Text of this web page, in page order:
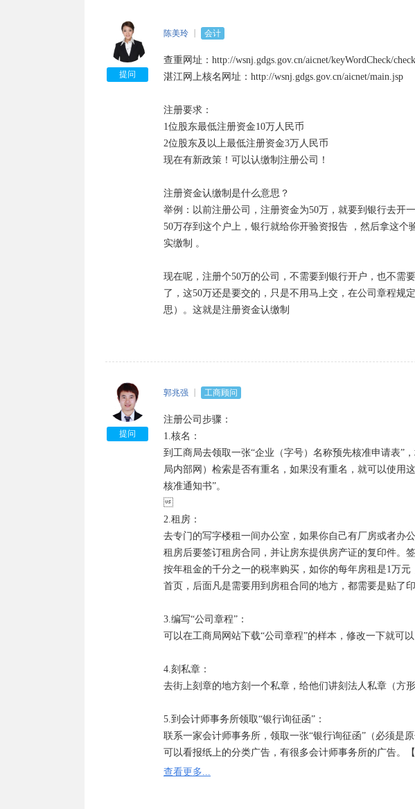
提问
陈美玲 会计
查重网址：http://wsnj.gdgs.gov.cn/aicnet/keyWordCheck/
湛江网上核名网址：http://wsnj.gdgs.gov.cn/aicnet/main.jsp
注册要求：
1位股东最低注册资金10万人民币
2位股东及以上最低注册资金3万人民币
现在有新政策！可以认缴制注册公司！
注册资金认缴制是什么意思？
举例：以前注册公司，注册资金为50万，就要到银行去开
50万存到这个户上，银行就给你开验资报告 ，然后拿这
实缴制 。
现在呢，注册个50万的公司，不需要到银行开户，也不需
了，这50万还是要交的，只是不用马上交，在公司章程规
思）。这就是注册资金认缴制
提问
郭兆强 工商顾问
注册公司步骤：
1.核名：
到工商局去领取一张“企业（字号）名称预先核准申请表”
局内部网）检索是否有重名，如果没有重名，就可以使用
核准通知书”。
2.租房：
去专门的写字楼租一间办公室，如果你自己有厂房或者办
租房后要签订租房合同，并让房东提供房产证的复印件。
按年租金的千分之一的税率购买，如你的每年房租是1万
首页，后面凡是需要用到房租合同的地方，都需要是贴了
3.编写“公司章程”：
可以在工商局网站下载“公司章程”的样本，修改一下就可
4.刻私章：
去街上刻章的地方刻一个私章，给他们讲刻法人私章（方
5.到会计师事务所领取“银行询征函”：
联系一家会计师事务所，领取一张“银行询征函”（必须是
可以看报纸上的分类广告，有很多会计师事务所的广告。
所有股东带上自己入股的那一部分钱到银行，带上公司章
查看更多...